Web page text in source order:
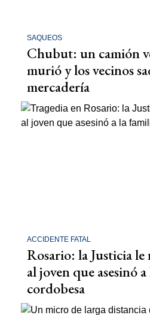
SAQUEOS
Chubut: un camión
murió y los vecinos
mercadería
ACCIDENTE FATAL
Rosario: la Justicia
al joven que asesinó
cordobesa